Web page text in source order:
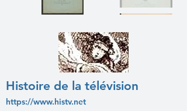
Histoire de la télévision
https://www.histv.net